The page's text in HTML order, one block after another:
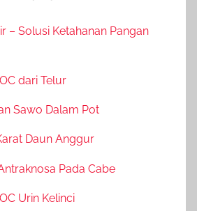
– Solusi Ketahanan Pangan
dari Telur
Sawo Dalam Pot
Daun Anggur
Pada Cabe
Urin Kelinci